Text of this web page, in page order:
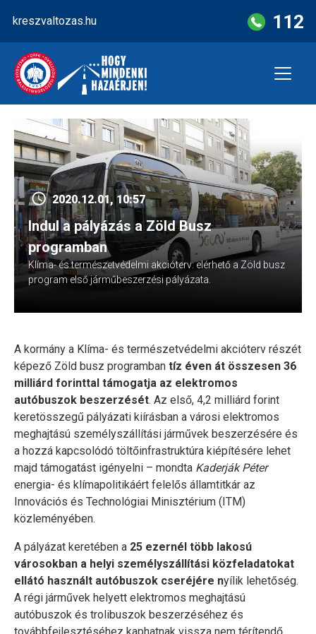
content
kreszvaltozas.hu 112
2020.12.01, 10:57
Indul a pályázás a Zöld Busz
programban
Klíma- és természetvédelmi akcióterv: elérhető a Zöld busz
program első járműbeszerzési pályázata.
A kormány a Klíma- és természetvédelmi akcióterv részét
képező Zöld busz programban tíz éven át összesen 36
milliárd forinttal támogatja az elektromos
autóbuszok beszerzését. Az első, 4,2 milliárd forint
keretösszegű pályázati kiírásban a városi elektromos
meghajtású személyszállítási járművek beszerzésére és
a hozzá kapcsolódó töltőinfrastruktúra kiépítésére lehet
majd támogatást igényelni – mondta Kaderják Péter
energia- és klímapolitikáért felelős államtitkár az
Innovációs és Technológiai Minisztérium (ITM)
közleményében.
A pályázat keretében a 25 ezernél több lakosú
városokban a helyi személyszállítási közfeladatokat
ellátó használt autóbuszok cseréjére nyílik lehetőség.
A régi járművek helyett elektromos meghajtású
autóbuszok és trolibuszok beszerzéséhez és